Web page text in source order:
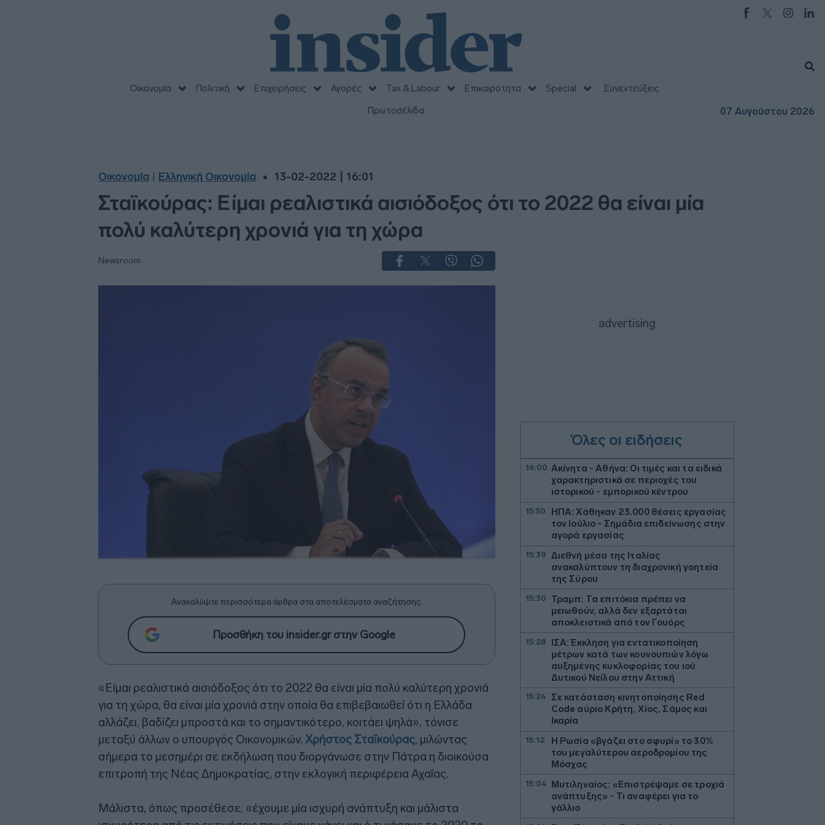
Οικονομία Πολιτική Επιχειρήσεις Αγορές Tax & Labour Επικαιρότητα Special
Συνεντεύξεις
Πρωτοσέλιδα
07 Αυγούστου 2026
Οικονομία Ελληνική Οικονομία 13-02-2022 | 16:01
Σταϊκούρας: Είμαι ρεαλιστικά αισιόδοξος ότι το 2022 θα είναι μία
πολύ καλύτερη χρονιά για τη χώρα
Newsroom
Ανακαλύψτε περισσότερα άρθρα στα αποτελέσματα αναζήτησης.
Προσθήκη του insider.gr στην Google
«Είμαι ρεαλιστικά αισιόδοξος ότι το 2022 θα είναι μία πολύ καλύτερη χρονιά
για τη χώρα, θα είναι μία χρονιά στην οποία θα επιβεβαιωθεί ότι η Ελλάδα
αλλάζει, βαδίζει μπροστά και το σημαντικότερο, κοιτάει ψηλά», τόνισε
μεταξύ άλλων ο υπουργός Οικονομικών, Χρήστος Σταϊκούρας, μιλώντας
σήμερα το μεσημέρι σε εκδήλωση που διοργάνωσε στην Πάτρα η διοικούσα
επιτροπή της Νέας Δημοκρατίας, στην εκλογική περιφέρεια Αχαΐας.
Μάλιστα, όπως προσέθεσε, «έχουμε μία ισχυρή ανάπτυξη και μάλιστα
Όλες οι ειδήσεις
16:00 Ακίνητα - Αθήνα: Οι τιμές και τα ειδικά
χαρακτηριστικά σε περιοχές του
ιστορικού - εμπορικού κέντρου
15:50
ΗΠΑ: Χάθηκαν 23.000 θέσεις εργασίας
τον Ιούλιο - Σημάδια επιδείνωσης στην
αγορά εργασίας
15:39
Διεθνή μέσα της Ιταλίας
ανακαλύπτουν τη διαχρονική γοητεία
της Σύρου
15:30
Τραμπ: Τα επιτόκια πρέπει να
μειωθούν, αλλά δεν εξαρτάται
αποκλειστικά από τον Γουόρς
15:28
ΙΣΑ: Έκκληση για εντατικοποίηση
μέτρων κατά των κουνουπιών λόγω
αυξημένης κυκλοφορίας του ιού
Δυτικού Νείλου στην Αττική
15:24
Σε κατάσταση κινητοποίησης Red
Code αύριο Κρήτη, Χίος, Σάμος και
Ικαρία
15:12
Η Ρωσία «βγάζει στο σφυρί» το 30%
του μεγαλύτερου αεροδρομίου της
Μόσχας
15:04
Μυτιληναίος: «Επιστρέψαμε σε τροχιά
ανάπτυξης» - Τι αναφέρει για τo
γάλλιο